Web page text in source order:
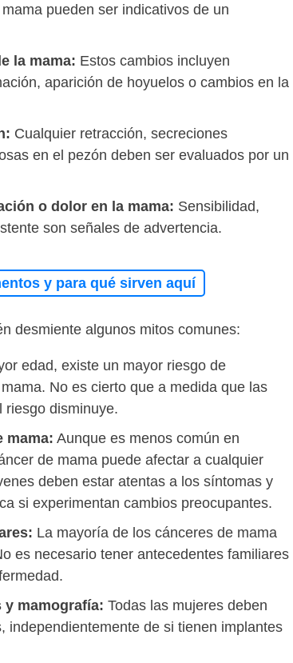
pueden ser indicativos de un
la mama: Estos cambios incluyen
aparición de hoyuelos o cambios en la
Cualquier retracción, secreciones
en el pezón deben ser evaluados por un
o dolor en la mama: Sensibilidad,
son señales de advertencia.
y para qué sirven aquí
desmiente algunos mitos comunes:
edad, existe un mayor riesgo de
No es cierto que a medida que las
riesgo disminuye.
mama: Aunque es menos común en
de mama puede afectar a cualquier
deben estar atentas a los síntomas y
si experimentan cambios preocupantes.
La mayoría de los cánceres de mama
es necesario tener antecedentes familiares
y mamografía: Todas las mujeres deben
independientemente de si tienen implantes